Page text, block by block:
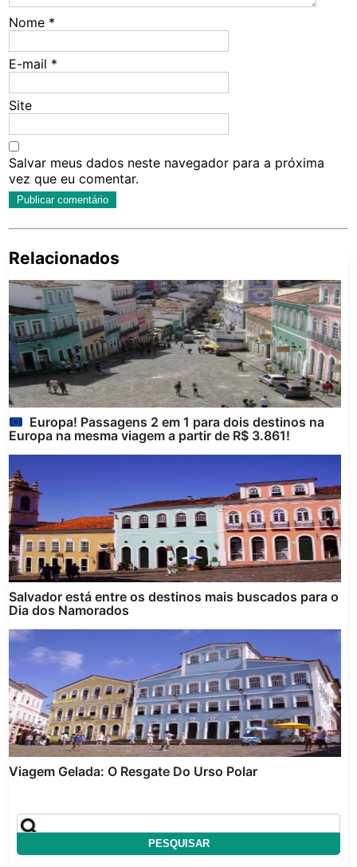
Nome *
E-mail *
Site
Salvar meus dados neste navegador para a próxima
vez que eu comentar.
Relacionados
Europa! Passagens 2 em 1 para dois destinos na
Europa na mesma viagem a partir de R$ 3.861!
Salvador está entre os destinos mais buscados para o
Dia dos Namorados
Viagem Gelada: O Resgate Do Urso Polar